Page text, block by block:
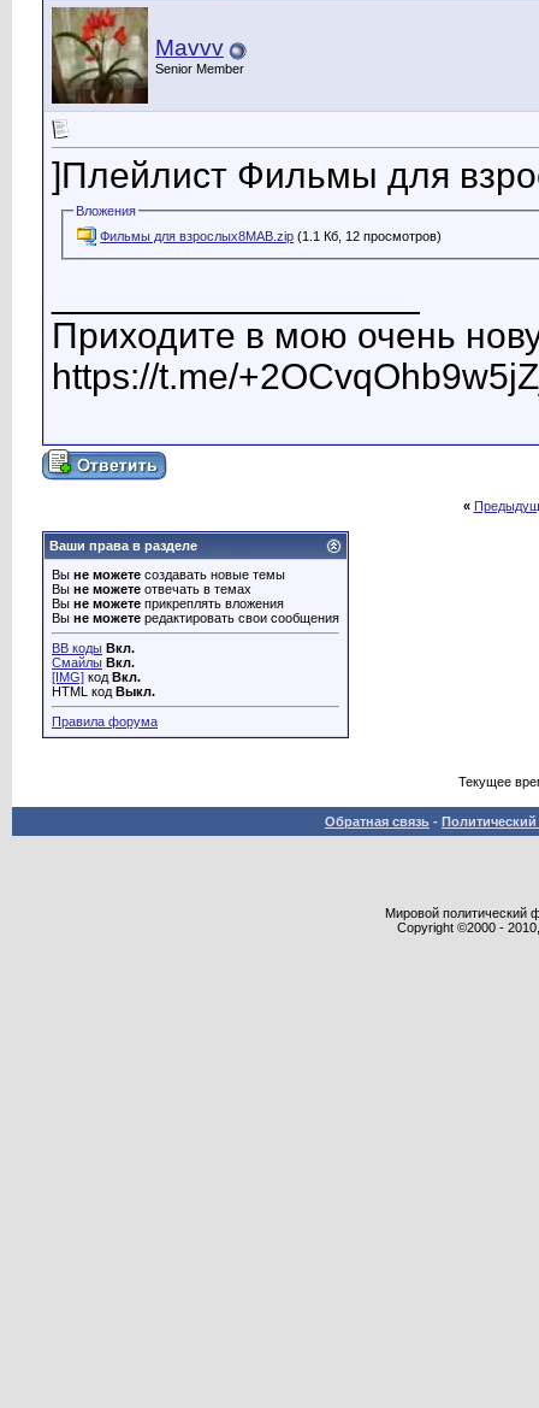
Mavvv
Senior Member
]Плейлист Фильмы для
Вложения
Фильмы для взрослых8MAB.zip (1.1 Кб, 12 просмотров)
Приходите в мою очень
https://t.me/
«
Ваши права в разделе
Вы не можете создавать новые темы
Вы не можете отвечать в темах
Вы не можете прикреплять вложения
Вы не можете редактировать свои сообщения
BB коды Вкл.
Смайлы Вкл.
[IMG] код Вкл.
HTML код Выкл.
Правила форума
Текущее
Обратная связь -
Мировой политический
Copyright ©2000 -